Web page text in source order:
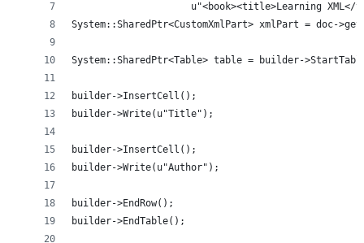
u"<book><title>Learning
System::SharedPtr<CustomXmlPart> xmlPart = doc-
System::SharedPtr<Table> table = builder-
builder->InsertCell();
builder->Write(u"Title");
builder->InsertCell();
builder->Write(u"Author");
builder->EndRow();
builder->EndTable();